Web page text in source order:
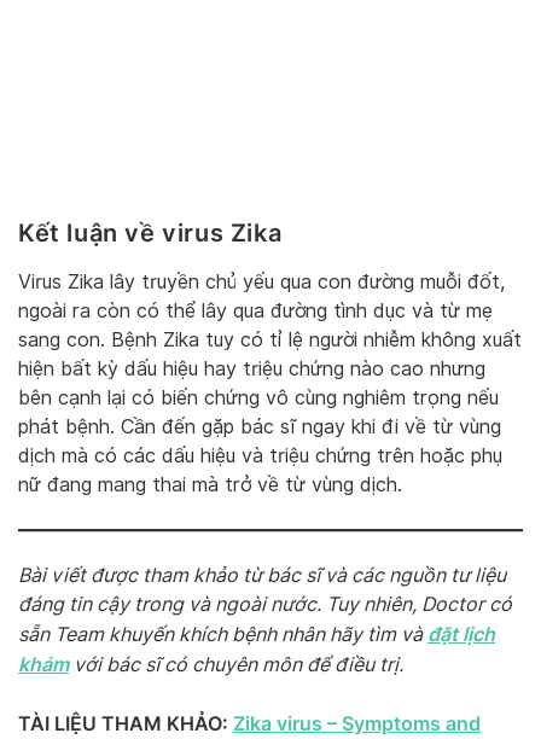
Kết luận về virus Zika
Virus Zika lây truyền chủ yếu qua con đường muỗi đốt,
ngoài ra còn có thể lây qua đường tình dục và từ mẹ
sang con. Bệnh Zika tuy có tỉ lệ người nhiễm không xuất
hiện bất kỳ dấu hiệu hay triệu chứng nào cao nhưng
bên cạnh lại có biến chứng vô cùng nghiêm trọng nếu
phát bệnh. Cần đến gặp bác sĩ ngay khi đi về từ vùng
dịch mà có các dấu hiệu và triệu chứng trên hoặc phụ
nữ đang mang thai mà trở về từ vùng dịch.
Bài viết được tham khảo từ bác sĩ và các nguồn tư liệu
đáng tin cậy trong và ngoài nước. Tuy nhiên, Doctor có
sẵn Team khuyến khích bệnh nhân hãy tìm và đặt lịch
khámvới bác sĩ có chuyên môn để điều trị.
TÀI LIỆU THAM KHẢO: Zika virus – Symptoms and